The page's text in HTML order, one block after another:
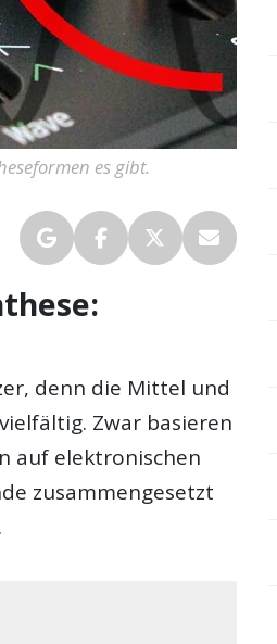
es gibt.
denn die Mittel und
Zwar basieren
auf elektronischen
zusammengesetzt